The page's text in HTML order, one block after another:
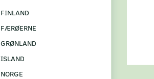
FINLAND
FÆRØERNE
GRØNLAND
ISLAND
NORGE